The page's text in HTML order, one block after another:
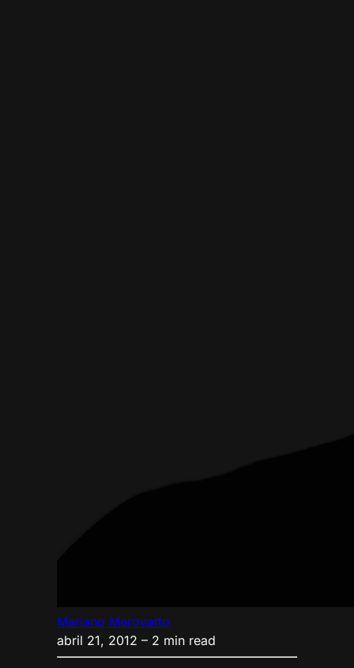
Mariano Marovatto
abril 21, 2012 – 2 min read